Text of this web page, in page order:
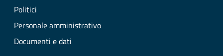
Politici
Personale amministrativo
Documenti e dati